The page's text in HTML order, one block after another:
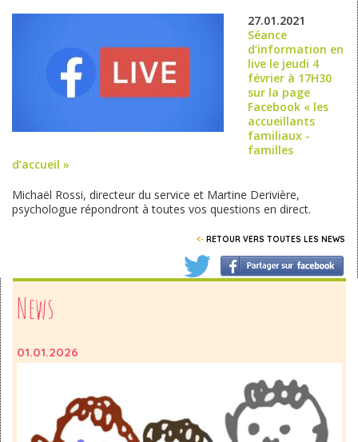
27.01.2021
Séance
d’information en
live le jeudi 4
février à 17H30
sur la page
Facebook « les
accueillants
familiaux -
familles
d’accueil »
Michaël Rossi, directeur du service et Martine Derivière,
psychologue répondront à toutes vos questions en direct.
<- RETOUR VERS TOUTES LES NEWS
News
01.01.2026